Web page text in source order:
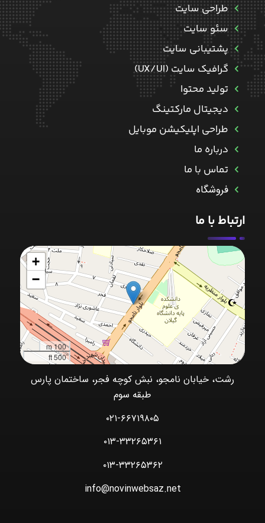
طراحی سایت
سئو سایت
پشتیبانی سایت
گرافیک سایت (UX/UI)
تولید محتوا
دیجیتال مارکتینگ
طراحی اپلیکیشن موبایل
درباره ما
تماس با ما
فروشگاه
ارتباط با ما
+
−
100 m
500 ft
رشت، خیابان نامجو، نبش کوچه فجر، ساختمان پارس
طبقه سوم
۰۲۱-۶۶۷۱۹۸۰۵
۰۱۳-۳۳۲۶۵۳۶۱
۰۱۳-۳۳۲۶۵۳۶۲
info@novinwebsaz.net